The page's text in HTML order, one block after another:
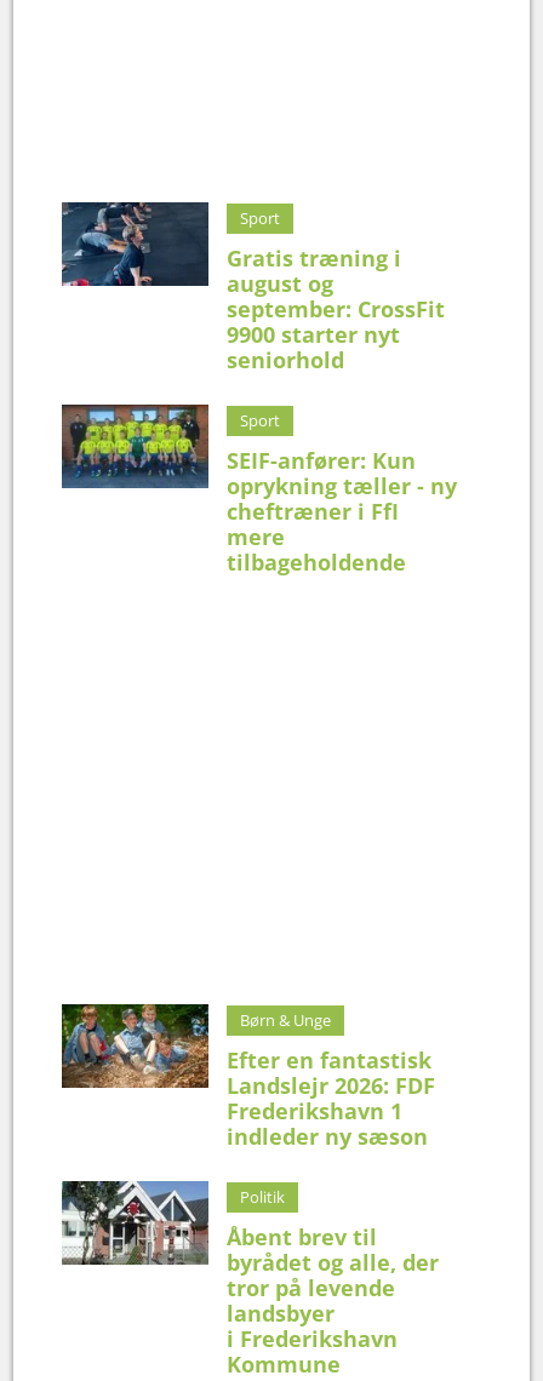
Sport
Gratis træning i
august og
september: CrossFit
9900 starter nyt
seniorhold
Sport
SEIF-anfører: Kun
oprykning tæller - ny
cheftræner i FfI
mere
tilbageholdende
Børn & Unge
Efter en fantastisk
Landslejr 2026: FDF
Frederikshavn 1
indleder ny sæson
Politik
Åbent brev til
byrådet og alle, der
tror på levende
landsbyer
i Frederikshavn
Kommune